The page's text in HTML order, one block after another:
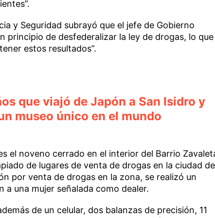
y Seguridad subrayó que el jefe de Gobierno
principio de desfederalizar la ley de drogas, lo que
estos resultados”.
que viajó de Japón a San Isidro y
museo único en el mundo
el noveno cerrado en el interior del Barrio
de lugares de venta de drogas en la ciudad de
por venta de drogas en la zona, se realizó un
una mujer señalada como dealer.
de un celular, dos balanzas de precisión, 11